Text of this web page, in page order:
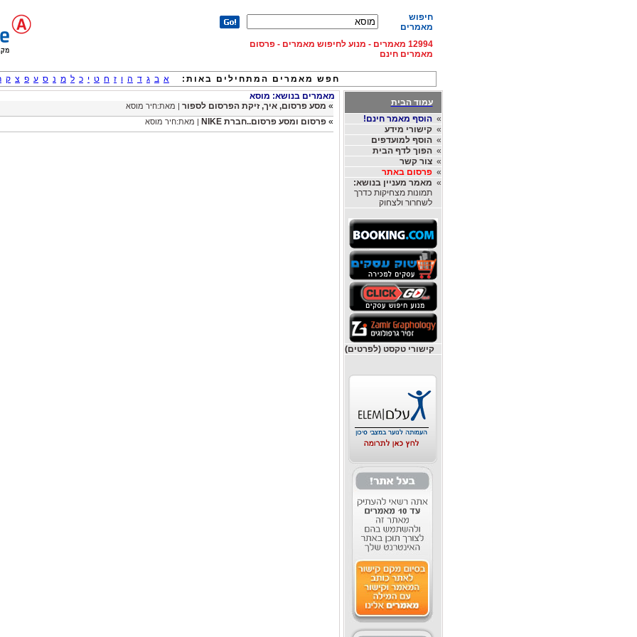
חיפוש
מאמרים
12994 מאמרים - מנוע לחיפוש מאמרים - פרסום
מאמרים חינם
חפש מאמרים המתחילים באות: א ב ג ד ה ו ז ח ט י כ ל מ נ ס ע פ צ ק
עמוד הבית
»הוסף מאמר חינם!
»קישורי מידע
»הוסף למועדפים
»הפוך לדף הבית
»צור קשר
»פרסום באתר
» מאמר מעניין בנושא:
תמונות מצחיקות כדרך
לשחרור ולצחוק
קישורי טקסט (לפרטים)
מאמרים בנושא: מוסא
» מסע פרסום, איך, זיקת הפרסום לספור | מאת:חיר מוסא
» פרסום ומסע פרסום..חברת NIKE | מאת:חיר מוסא